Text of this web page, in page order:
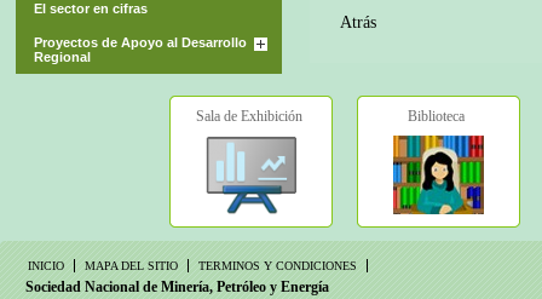
El sector en cifras
Proyectos de Apoyo al Desarrollo
Regional
Atrás
Sala de Exhibición Biblioteca
INICIO MAPA DEL SITIO TERMINOS Y CONDICIONES
Sociedad Nacional de Minería, Petróleo y Energía